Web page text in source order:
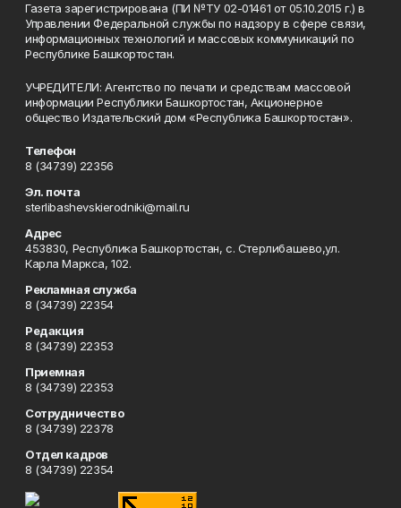
Газета зарегистрирована (ПИ №ТУ 02-01461 от 05.10.2015 г.) в
Управлении Федеральной службы по надзору в сфере связи,
информационных технологий и массовых коммуникаций по
Республике Башкортостан.
УЧРЕДИТЕЛИ: Агентство по печати и средствам массовой
информации Республики Башкортостан, Акционерное
общество Издательский дом «Республика Башкортостан».
Телефон
8 (34739) 22356
Эл. почта
sterlibashevskierodniki@mail.ru
Адрес
453830, Республика Башкортостан, c. Стерлибашево,ул.
Карла Маркса, 102.
Рекламная служба
8 (34739) 22354
Редакция
8 (34739) 22353
Приемная
8 (34739) 22353
Сотрудничество
8 (34739) 22378
Отдел кадров
8 (34739) 22354